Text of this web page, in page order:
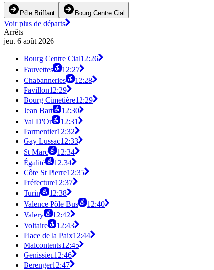
Pôle Briffaut Bourg Centre Cial
Voir plus de départs
Arrêts
jeu. 6 août 2026
Bourg Centre Cial12:26
Fauvettes
12:27
Chabanneries
12:28
Pavillon12:29
Bourg Cimetière12:29
Jean Bart
12:30
Val D'Or
12:31
Parmentier12:32
Gay Lussac12:33
St Marc
12:34
Égalité
12:34
Côte St Pierre12:35
Préfecture12:37
Turin
12:38
Valence Pôle Bus
12:40
Valery
12:42
Voltaire
12:43
Place de la Paix12:44
Malcontents12:45
Genissieu12:46
Berenger12:47